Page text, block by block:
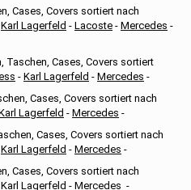
Cases, Covers sortiert nach
Karl Lagerfeld - Lacoste - Mercedes -
Taschen, Cases, Covers sortiert
- Karl Lagerfeld - Mercedes -
Cases, Covers sortiert nach
Lagerfeld - Mercedes -
Cases, Covers sortiert nach
Karl Lagerfeld - Mercedes -
Cases, Covers sortiert nach
Karl Lagerfeld - Mercedes -